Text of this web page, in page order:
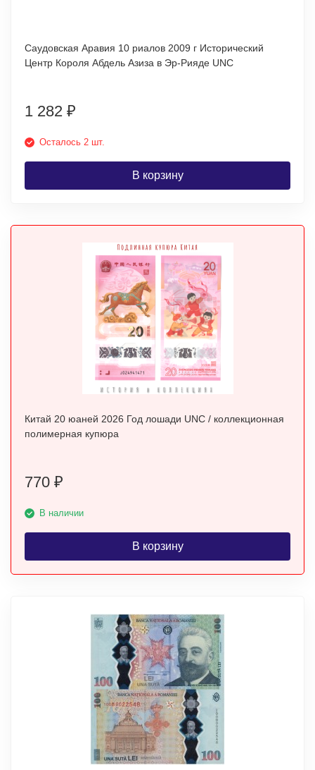
Саудовская Аравия 10 риалов 2009 г Исторический
Центр Короля Абдель Азиза в Эр-Рияде UNC
1 282 ₽
Осталось 2 шт.
В корзину
Китай 20 юаней 2026 Год лошади UNC / коллекционная
полимерная купюра
770 ₽
В наличии
В корзину